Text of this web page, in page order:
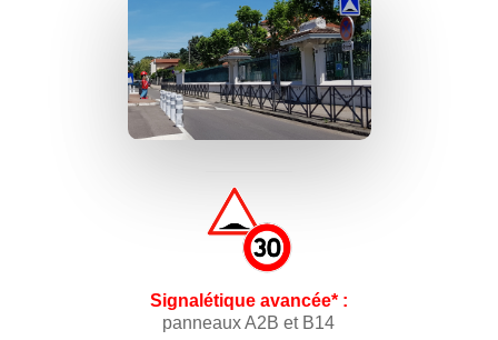
Signalétique avancée* :
panneaux A2B et B14